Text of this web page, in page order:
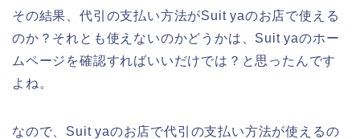
その結果、代引の支払い方法がSuit yaのお店で使える
のか？それとも使えないのかどうかは、Suit yaのホー
ムページを確認すればいいだけでは？と思ったんです
よね。
なので、Suit yaのお店で代引の支払い方法が使えるの